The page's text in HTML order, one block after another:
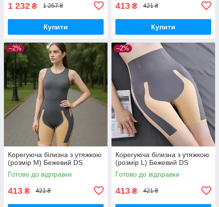
1 232 ₴ 1 257 ₴
Купити
413 ₴ 421 ₴
Купити
–2%
Корегуюча білизна з утяжкою
(розмір М) Бежевий DS
Готово до відправки
413 ₴ 421 ₴
–2%
Корегуюча білизна з утяжкою
(розмір L) Бежевий DS
Готово до відправки
413 ₴ 421 ₴